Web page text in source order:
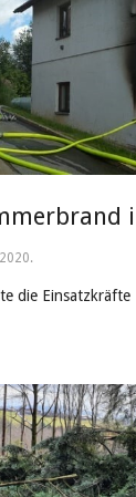
.
die Einsatzkräfte